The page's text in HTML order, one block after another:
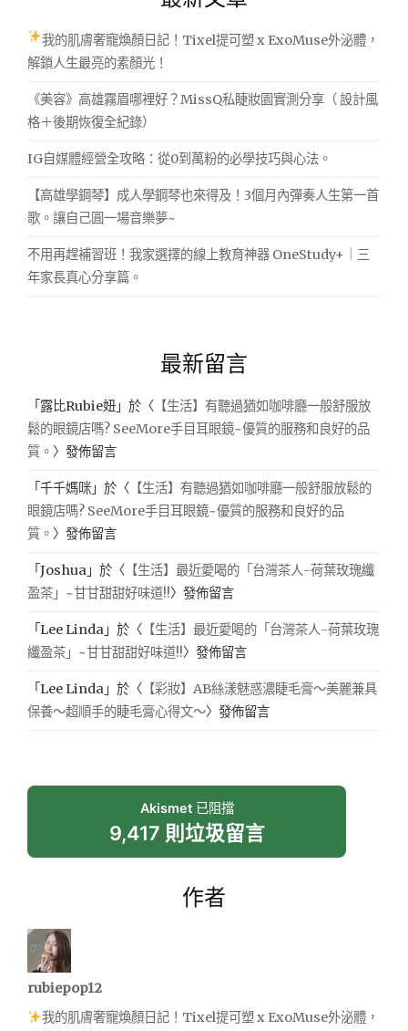
我的肌膚奢寵煥顏日記！Tixel提可塑 x ExoMuse外泌體，
解鎖人生最亮的素顏光！
《美容》高雄霧眉哪裡好？MissQ私睫妝園實測分享（ 設計風
格＋後期恢復全紀錄）
IG自媒體經營全攻略：從0到萬粉的必學技巧與心法。
【高雄學鋼琴】成人學鋼琴也來得及！3個月內彈奏人生第一首
歌。讓自己圓一場音樂夢~
不用再趕補習班！我家選擇的線上教育神器 OneStudy+｜三
年家長真心分享篇。
最新留言
「 露比Rubie妞 」於〈 【生活】有聽過猶如咖啡廳一般舒服放
鬆的眼鏡店嗎? SeeMore手目耳眼鏡~優質的服務和良好的品
質。 〉發佈留言
「千千媽咪 」於〈 【生活】有聽過猶如咖啡廳一般舒服放鬆的
眼鏡店嗎? SeeMore手目耳眼鏡~優質的服務和良好的品
質。 〉發佈留言
「Joshua 」於〈 【生活】最近愛喝的「台灣茶人-荷葉玫瑰纖
盈茶」~甘甘甜甜好味道!!〉發佈留言
「Lee Linda 」於〈 【生活】最近愛喝的「台灣茶人-荷葉玫瑰
纖盈茶」~甘甘甜甜好味道!!〉發佈留言
「Lee Linda 」於〈 【彩妝】AB絲漾魅惑濃睫毛膏～美麗兼具
保養～超順手的睫毛膏心得文～〉發佈留言
Akismet已阻擋
9,417 則垃圾留言
作者
rubiepop12
我的肌膚奢寵煥顏日記！Tixel提可塑 x ExoMuse外泌體，